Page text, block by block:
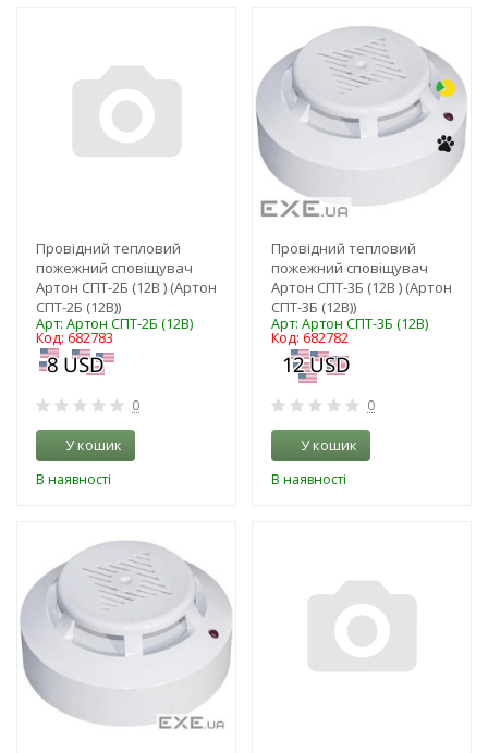
Провідний тепловий
пожежний сповіщувач
Артон СПТ-2Б (12В ) (Артон
СПТ-2Б (12В))
Арт: Артон СПТ-2Б (12В)
Код: 682783
0
У кошик
В наявності
Провідний тепловий
пожежний сповіщувач
Артон СПТ-3Б (12В ) (Артон
СПТ-3Б (12В))
Арт: Артон СПТ-3Б (12В)
Код: 682782
0
У кошик
В наявності